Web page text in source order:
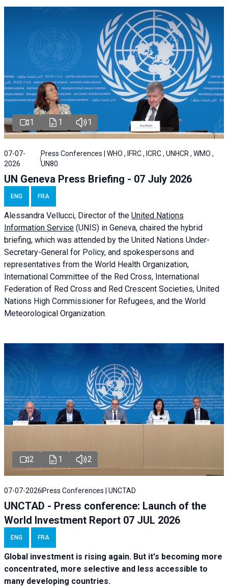
1 1 1
07-07-
2026
Press Conferences | WHO , IFRC , ICRC , UNHCR , WMO ,
UN80
UN Geneva Press Briefing - 07 July 2026
ENG FRA
Alessandra Vellucci, Director of the United Nations
Information Service (UNIS) in Geneva, chaired the hybrid
briefing, which was attended by the United Nations Under-
Secretary-General for Policy, and spokespersons and
representatives from the World Health Organization,
International Committee of the Red Cross, International
Federation of Red Cross and Red Crescent Societies, United
Nations High Commissioner for Refugees, and the World
Meteorological Organization.
2 1 2
07-07-2026 Press Conferences | UNCTAD
UNCTAD - Press conference: Launch of the
World Investment Report 07 JUL 2026
ENG FRA
Global investment is rising again. But it's becoming more
concentrated, more selective and less accessible to
many developing countries.